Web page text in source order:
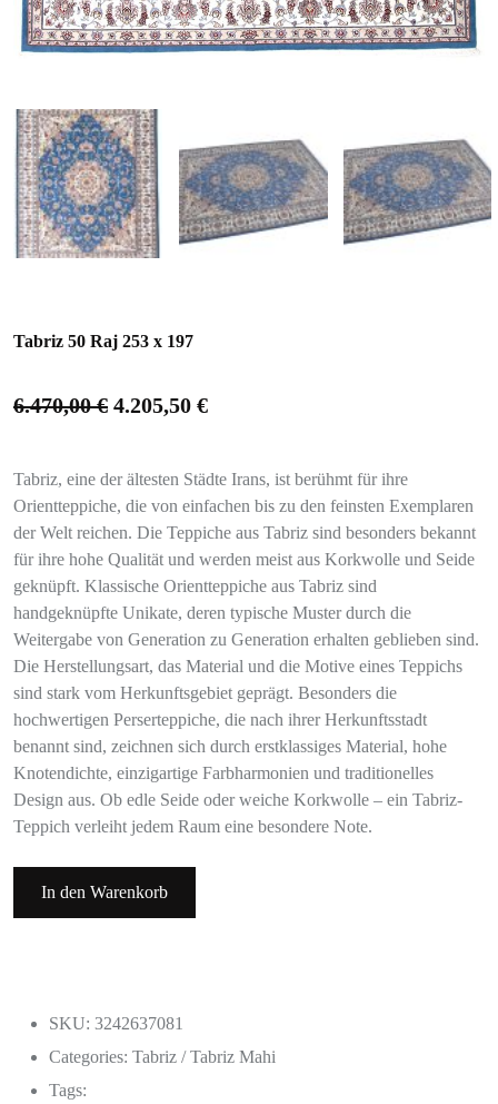
Tabriz 50 Raj 253 x 197
6.470,00€ 4.205,50 €
Tabriz, eine der ältesten Städte Irans, ist berühmt für ihre
Orientteppiche, die von einfachen bis zu den feinsten Exemplaren
der Welt reichen. Die Teppiche aus Tabriz sind besonders bekannt
für ihre hohe Qualität und werden meist aus Korkwolle und Seide
geknüpft. Klassische Orientteppiche aus Tabriz sind
handgeknüpfte Unikate, deren typische Muster durch die
Weitergabe von Generation zu Generation erhalten geblieben sind.
Die Herstellungsart, das Material und die Motive eines Teppichs
sind stark vom Herkunftsgebiet geprägt. Besonders die
hochwertigen Perserteppiche, die nach ihrer Herkunftsstadt
benannt sind, zeichnen sich durch erstklassiges Material, hohe
Knotendichte, einzigartige Farbharmonien und traditionelles
Design aus. Ob edle Seide oder weiche Korkwolle – ein Tabriz-
Teppich verleiht jedem Raum eine besondere Note.
In den Warenkorb
SKU: 3242637081
Categories: Tabriz / Tabriz Mahi
Tags: